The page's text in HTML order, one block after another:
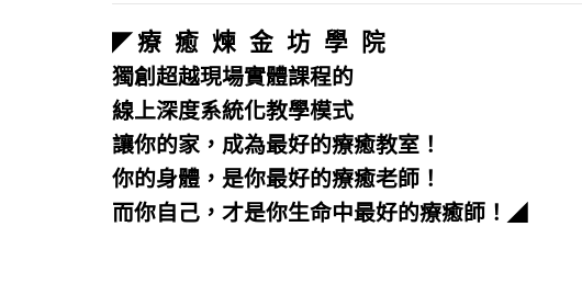
◤療 癒 煉 金 坊 學 院
獨創超越現場實體課程的
線上深度系統化教學模式
讓你的家，成為最好的療癒教室！
你的身體，是你最好的療癒老師！
而你自己，才是你生命中最好的療癒師！ ◢